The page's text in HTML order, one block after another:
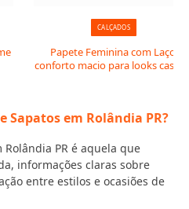
CALÇADOS
Papete Feminina com Laço:
conforto macio para looks
Sapatos em Rolândia PR?
PR é aquela que
informações claras sobre
entre estilos e ocasiões de